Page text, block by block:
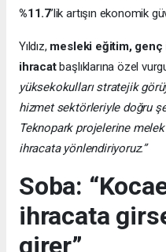
%11.7’lik artışın ekonomik
Yıldız, mesleki eğitim, genç
ihracatbaşlıklarına özel
yüksekokulları stratejik
hizmet sektörleriyle doğru
Teknopark projelerine melek
ihracata yönlendiriyoruz.”
Soba:
ihracata
girer”